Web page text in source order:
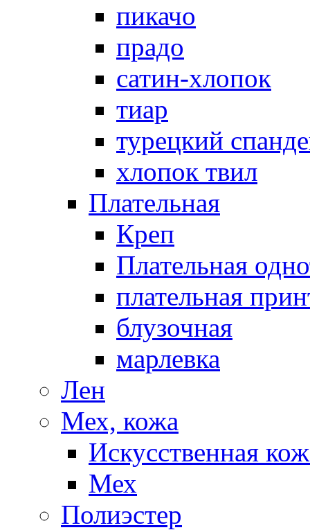
пикачо
прадо
сатин-хлопок
тиар
турецкий
хлопок твил
Плательная
Креп
Плательная
плательная
блузочная
марлевка
Лен
Мех, кожа
Искусственная
Мех
Полиэстер